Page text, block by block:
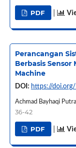
PDF
Perancangan
Berbasis Sensor
Machine
DOI: https://
Achmad Bayhaqi
36-42
PDF